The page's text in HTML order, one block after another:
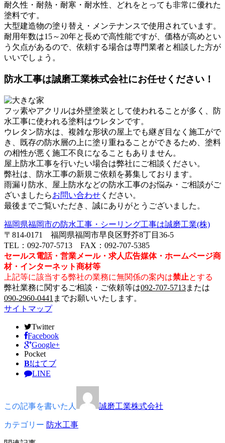
耐久性・耐熱・耐寒・耐水性、どれをとっても非常に優れた
塗料です。
大型建造物の塗り替え・メンテナンスで使用されています。
耐用年数は15～20年と長めで高性能ですが、価格が高めとい
う欠点があるので、依頼する場合は専門業者と相談した方が
いいでしょう。
防水工事は誠磨工業株式会社にお任せください！
フッ素やアクリルは外壁塗装として使われることが多く、防
水工事に使われる塗料はウレタンです。
ウレタン防水は、複雑な形状の屋上でも継ぎ目なく施工がで
き、既存の防水層の上に塗り重ねることができるため、塗料
の相性が悪く施工不良になることもありません。
屋上防水工事を行いたい場合は弊社にご相談ください。
弊社は、防水工事の新規ご依頼を募集しております。
雨漏り防水、屋上防水などの防水工事のお悩み・ご相談がご
ざいましたらお問い合わせ ください。
最後までご覧いただき、誠にありがとうございました。
福岡県福岡市の防水工事・シーリング工事は誠磨工業(株)
〒814-0171 福岡県福岡市早良区野芥8丁目36-5
TEL：092-707-5713 FAX：092-707-5385
セールス電話・営業メール・求人広告媒体・ホームページ商
材・インターネット商材等
上記等に該当する弊社の業務に無関係の案内は禁止とする
弊社業務に関するご相談・ご依頼等は092-707-5713または
090-2960-0441 までお願いいたします。
サイトマップ
Twitter
Facebook
Google+
Pocket
B!はてブ
LINE
この記事を書いた人 誠磨工業株式会社
カテゴリー 防水工事